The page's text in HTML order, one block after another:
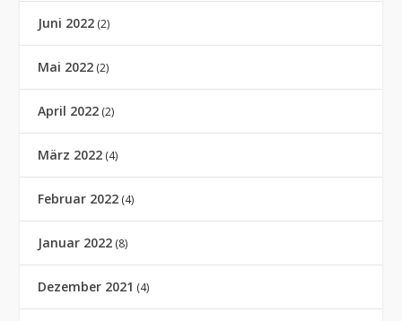
Juni 2022 (2)
Mai 2022 (2)
April 2022 (2)
März 2022 (4)
Februar 2022 (4)
Januar 2022 (8)
Dezember 2021 (4)